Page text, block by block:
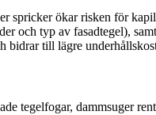
ökar risken för
och typ av fasadtegel),
bidrar till lägre
tegelfogar, dammsuger